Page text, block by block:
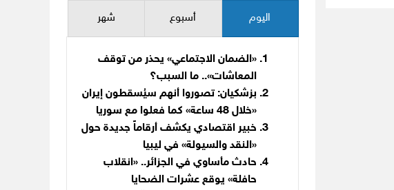
اليوم أسبوع شهر
«الضمان الاجتماعي» يحذر من توقف
المعاشات».. ما السبب؟
بزشكيان: تصوروا أنهم سيُسقطون إيران
«خلال 48 ساعة» كما فعلوا مع سوريا
خبير اقتصادي يكشف أرقاماً جديدة حول
«النقد والسيولة» في ليبيا
حادث مأساوي في الجزائر.. «انقلاب
حافلة» يوقع عشرات الضحايا